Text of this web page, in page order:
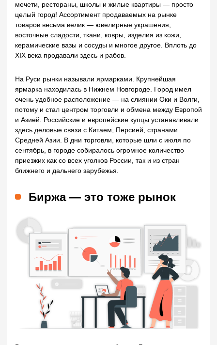
мечети, рестораны, школы и жилые квартиры — просто
целый город! Ассортимент продаваемых на рынке
товаров весьма велик — ювелирные украшения,
восточные сладости, ткани, ковры, изделия из кожи,
керамические вазы и сосуды и многое другое. Вплоть до
XIX века продавали здесь и рабов.
На Руси рынки называли ярмарками. Крупнейшая
ярмарка находилась в Нижнем Новгороде. Город имел
очень удобное расположение — на слиянии Оки и Волги,
потому и стал центром торговли и обмена между Европой
и Азией. Российские и европейские купцы устанавливали
здесь деловые связи с Китаем, Персией, странами
Средней Азии. В дни торговли, которые шли с июля по
сентябрь, в городе собиралось огромное количество
приезжих как со всех уголков России, так и из стран
ближнего и дальнего зарубежья.
Биржа — это тоже рынок